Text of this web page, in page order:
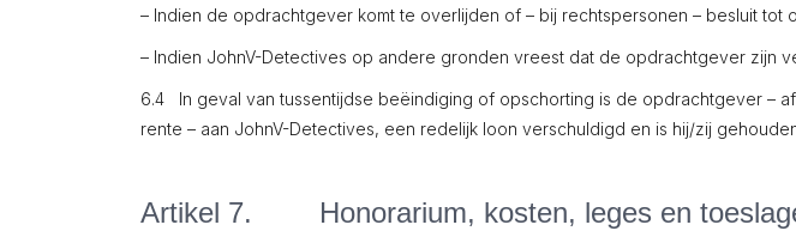
– Indien de opdrachtgever komt te overlijden of – bij rechtspersonen – besluit tot
– Indien JohnV-Detectives op andere gronden vreest dat de opdrachtgever zijn
6.4 In geval van tussentijdse beëindiging of opschorting is de opdrachtgever –
rente – aan JohnV-Detectives, een redelijk loon verschuldigd en is hij/zij
Artikel 7. Honorarium, kosten, leges en